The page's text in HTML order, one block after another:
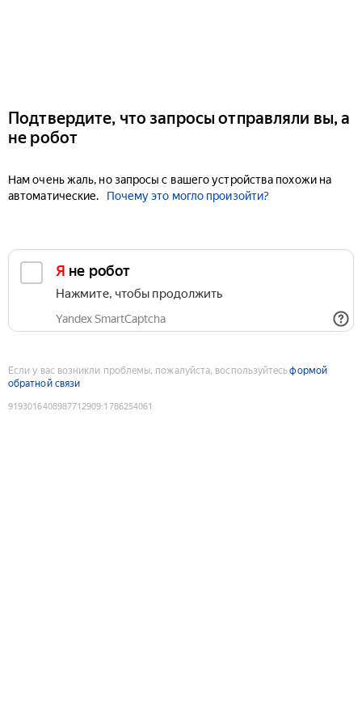
Подтвердите, что запросы отправляли вы, а
не робот
Нам очень жаль, но запросы с вашего устройства похожи на
автоматические.
Почему это могло произойти?
Я не робот
Нажмите, чтобы продолжить
Yandex SmartCaptcha
Если у вас возникли проблемы, пожалуйста, воспользуйтесьформой
обратной связи
9193016408987712909:1786254061